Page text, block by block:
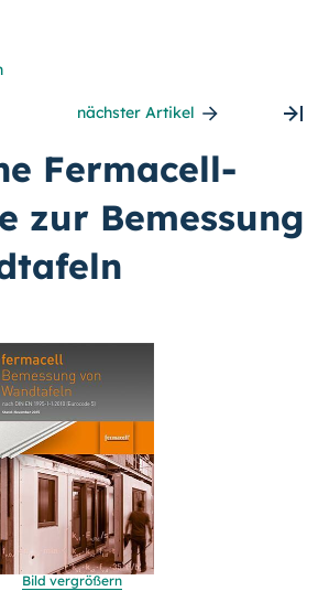
nächster Artikel
Fermacell-
zur Bemessung
Bild vergrößern